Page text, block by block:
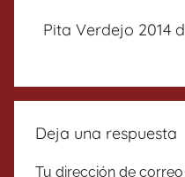
Pita Verdejo 2014
Deja una respuesta
Tu dirección de